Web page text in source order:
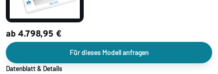
ab 4.798,95 €
Für dieses Modell anfragen
Datenblatt & Details